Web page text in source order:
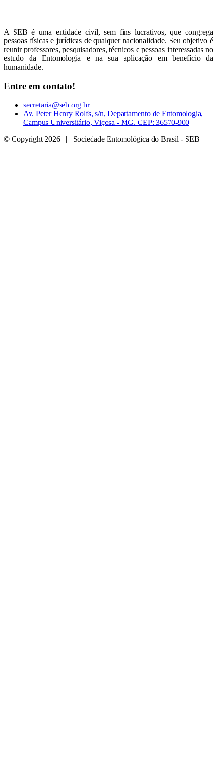
A SEB é uma entidade civil, sem fins lucrativos, que congrega
pessoas físicas e jurídicas de qualquer nacionalidade. Seu objetivo é
reunir professores, pesquisadores, técnicos e pessoas interessadas no
estudo da Entomologia e na sua aplicação em benefício da
humanidade.
Entre em contato!
secretaria@seb.org.br
Av. Peter Henry Rolfs, s/n, Departamento de Entomologia,
Campus Universitário, Viçosa - MG. CEP: 36570-900
© Copyright 2026 | Sociedade Entomológica do Brasil - SEB